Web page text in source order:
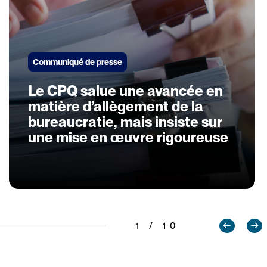
Communiqué de presse
Le CPQ salue une avancée en
matière d’allègement de la
bureaucratie, mais insiste sur
une mise en œuvre rigoureuse
1 / 10